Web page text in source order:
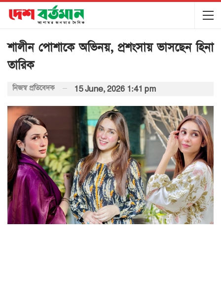
শালীন পোশাকে অভিনয়, প্রশংসায় ভাসছেন হিনা
তারিক
নিজস্ব প্রতিবেদক 15 June, 2026 1:41 pm